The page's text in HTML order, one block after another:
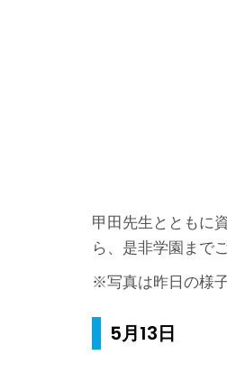
甲田先生とともに
ら、是非学園まで
※写真は昨日の様子
5月13日